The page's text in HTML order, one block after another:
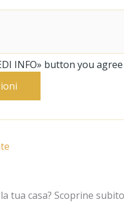
INFO» button you
tua casa? Scoprine